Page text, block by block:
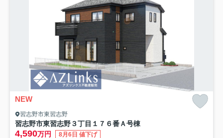
NEW
習志野市東習志野
習志野市東習志野３丁目１７６番Ａ号棟
4,590万円 8月6日 値下げ